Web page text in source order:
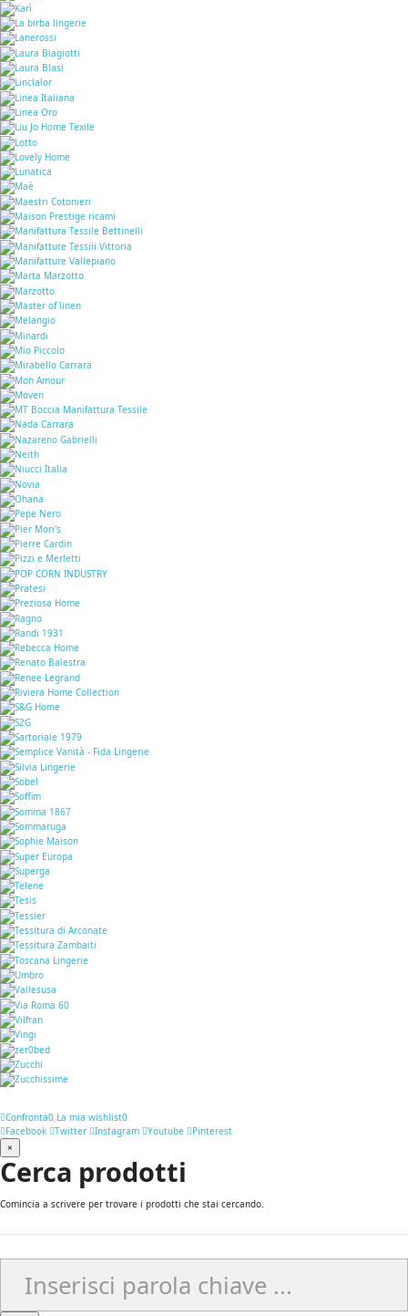
Confronta0 La mia wishlist0
Facebook
Twitter Instagram Youtube
Pinterest
×
Cerca prodotti
Comincia a scrivere per trovare i prodotti che stai cercando.